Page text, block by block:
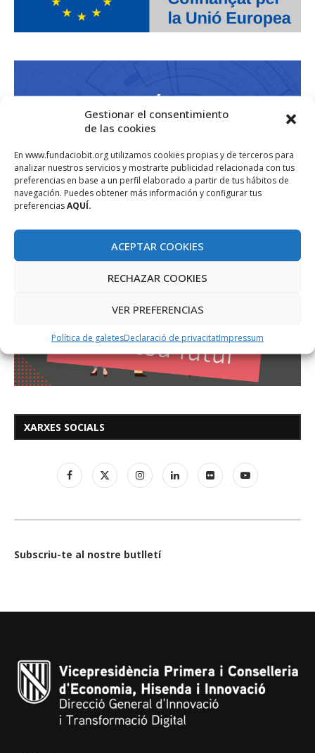
Gestionar el consentimiento
de las cookies
En www.fundaciobit.org utilizamos cookies propias y de terceros para
analizar nuestros servicios y mostrarte publicidad relacionada con tus
preferencias en base a un perfil elaborado a partir de tus hábitos de
navegación. Puedes obtener más información y configurar tus
preferenciasAQUÍ.
ACEPTAR COOKIES
RECHAZAR COOKIES
VER PREFERENCIAS
Política de galetesDeclaració de privacitatImpressum
XARXES SOCIALS
Subscriu-te al nostre butlletí